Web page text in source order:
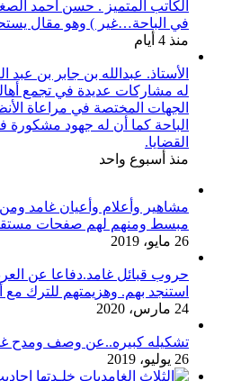
الكاتب المتميز . حسن أحمد
في الباحة…غير ) وهو مقال
منذ 4 أيام
الأستاذ. عبدالله بن جابر بن
له مشاركات عديدة في تجمع
الجهات المختصة في مراعاة
الباحة كما أن له جهود مشكورة
القضايا.
منذ أسبوع واحد
مشاهير وأعلام وأعيان غامد
مبسط ومنهم لهم صفحات
26 مايو، 2019
حروب قبائل غامد.دفاعا عن
استنجد بهم. وهزيمتهم للترك مع
24 مارس، 2020
تشكيله كبيره..عن وصف ومدح
26 يوليو، 2019